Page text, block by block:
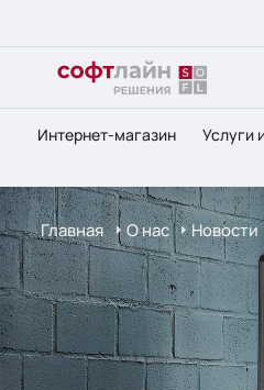
Интернет-магазин Услуги
Главная О нас Новости